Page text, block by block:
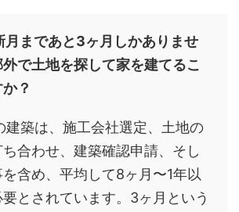
月まであと3ヶ月しかありませ
で土地を探して家を建てるこ
？
建築は、施工会社選定、土地の
合わせ、建築確認申請、そし
含め、平均して8ヶ月〜1年以
要とされています。3ヶ月という